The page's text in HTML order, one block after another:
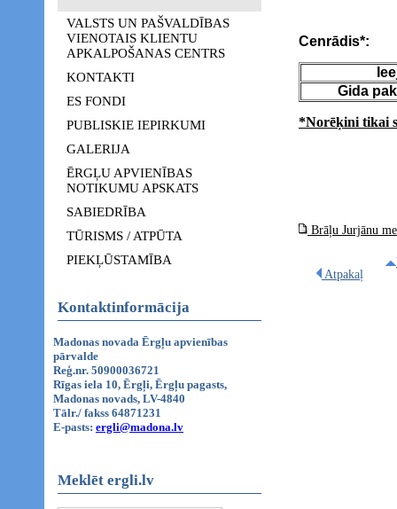
VALSTS UN PAŠVALDĪBAS
VIENOTAIS KLIENTU
APKALPOŠANAS CENTRS
KONTAKTI
ES FONDI
PUBLISKIE IEPIRKUMI
GALERIJA
ĒRGĻU APVIENĪBAS
NOTIKUMU APSKATS
SABIEDRĪBA
TŪRISMS / ATPŪTA
PIEKĻŪSTAMĪBA
Kontaktinformācija
Madonas novada Ērgļu apvienības
pārvalde
Reģ.nr. 50900036721
Rīgas iela 10, Ērgļi, Ērgļu pagasts,
Madonas novads, LV-4840
Tālr./ fakss 64871231
E-pasts: ergli@madona.lv
Meklēt ergli.lv
Cenrādis*:
Gida
*Norēķini tikai
Brāļu Jurjānu
Atpakaļ